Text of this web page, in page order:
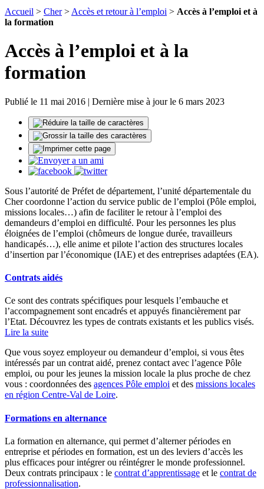
Accueil > Cher> Accès et retour à l’emploi > Accès à l’emploi et à
la formation
Accès à l’emploi et à la
formation
Publié le 11 mai 2016 | Dernière mise à jour le 6 mars 2023
Sous l’autorité de Préfet de département, l’unité départementale du
Cher coordonne l’action du service public de l’emploi (Pôle emploi,
missions locales…) afin de faciliter le retour à l’emploi des
demandeurs d’emploi en difficulté. Pour les personnes les plus
éloignées de l’emploi (chômeurs de longue durée, travailleurs
handicapés…), elle anime et pilote l’action des structures locales
d’insertion par l’économique (IAE) et des entreprises adaptées (EA).
Contrats aidés
Ce sont des contrats spécifiques pour lesquels l’embauche et
l’accompagnement sont encadrés et appuyés financièrement par
l’Etat. Découvrez les types de contrats existants et les publics visés.
Lire la suite
Que vous soyez employeur ou demandeur d’emploi, si vous êtes
intéressés par un contrat aidé, prenez contact avec l’agence Pôle
emploi, ou pour les jeunes la mission locale la plus proche de chez
vous : coordonnées des agences Pôle emploi et des missions locales
en région Centre-Val de Loire.
Formations en alternance
La formation en alternance, qui permet d’alterner périodes en
entreprise et périodes en formation, est un des leviers d’accès les
plus efficaces pour intégrer ou réintégrer le monde professionnel.
Deux contrats principaux : le contrat d’apprentissage et le contrat de
professionnalisation.